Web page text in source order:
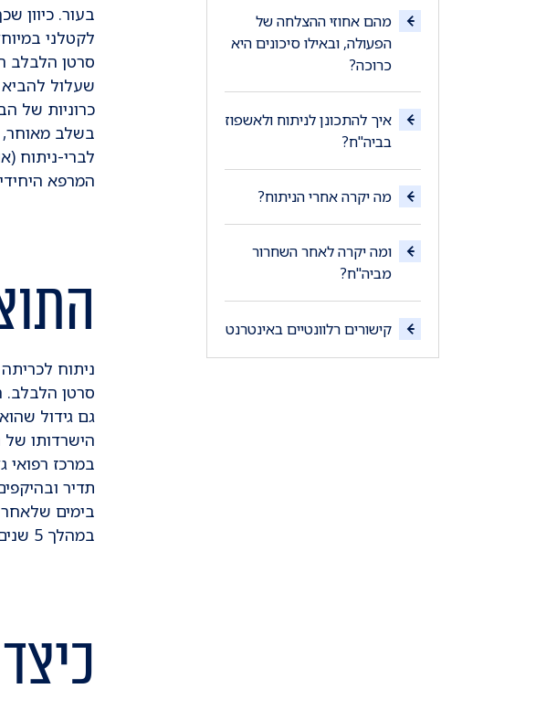
מהם אחוזי ההצלחה של
הפעולה, ובאילו סיכונים היא
כרוכה?
איך להתכונן לניתוח ולאשפוז
בביה"ח?
מה יקרה אחרי הניתוח?
ומה יקרה לאחר השחרור
מביה"ח?
קישורים רלוונטיים באינטרנט
בעור. כיוון
לקטלני
סרטן הלבלב
שעלול להביא
כרוניות של
לברי-ניתוח
המרפא
ניתוח
סרטן הלבלב.
גם גידול
הישרדותו
במרכז רפואי
בימים שלאחר
במהלך 5 שנים מיום גילוי הסרטן).